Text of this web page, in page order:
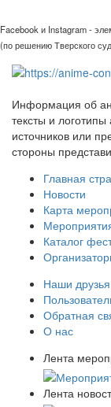
Facebook и Instagram -
(по решению Тверского
Информация об
тексты и
источников или
стороны
Главная
Новости
Карта
Каталог
Наши друзья
Обратная
О нас
Лента
Лента